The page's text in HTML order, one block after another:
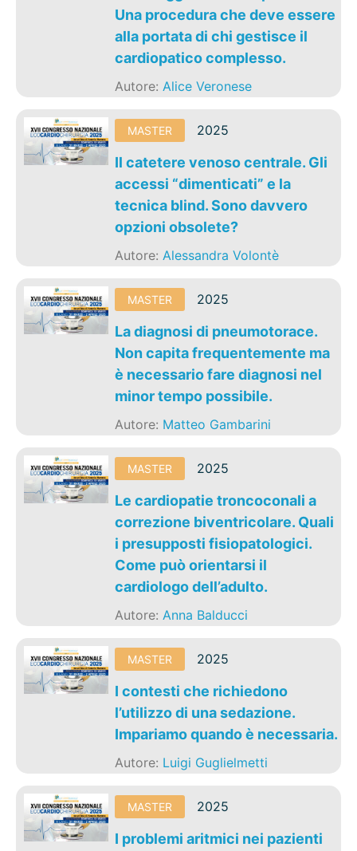
Una procedura che deve essere
alla portata di chi gestisce il
cardiopatico complesso.
Autore:Alice Veronese
MASTER 2025
Il catetere venoso centrale. Gli
accessi “dimenticati” e la
tecnica blind. Sono davvero
opzioni obsolete?
Autore:Alessandra Volontè
MASTER 2025
La diagnosi di pneumotorace.
Non capita frequentemente ma
è necessario fare diagnosi nel
minor tempo possibile.
Autore: Matteo Gambarini
MASTER 2025
Le cardiopatie troncoconali a
correzione biventricolare. Quali
i presupposti fisiopatologici.
Come può orientarsi il
cardiologo dell’adulto.
Autore:Anna Balducci
MASTER 2025
I contesti che richiedono
l’utilizzo di una sedazione.
Impariamo quando è necessaria.
Autore: Luigi Guglielmetti
MASTER 2025
I problemi aritmici nei pazienti